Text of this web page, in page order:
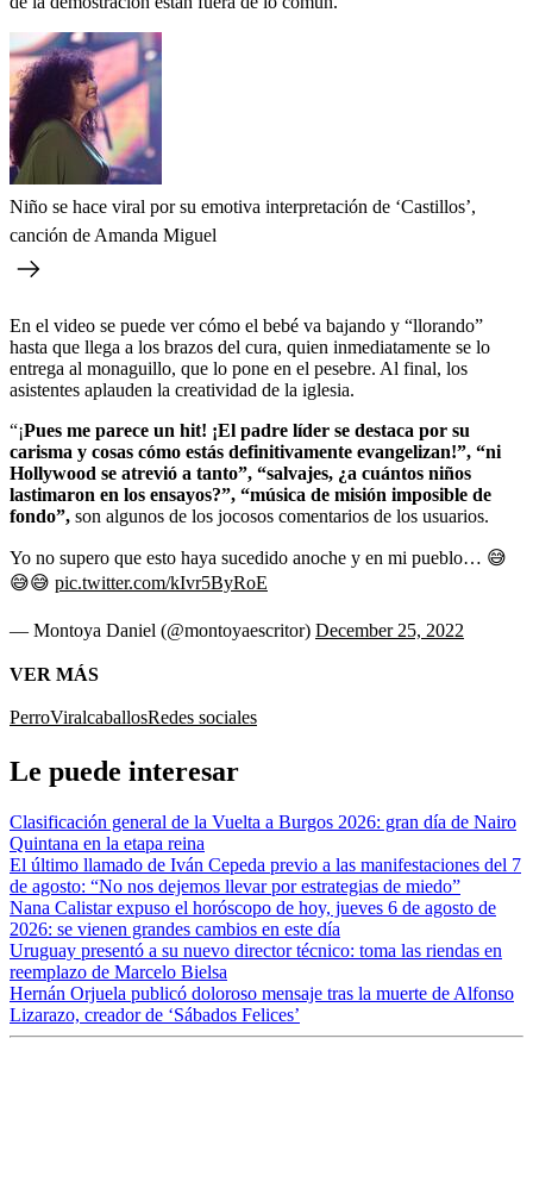
Niño se hace viral por su emotiva interpretación de ‘Castillos’,
canción de Amanda Miguel
En el video se puede ver cómo el bebé va bajando y “llorando”
hasta que llega a los brazos del cura, quien inmediatamente se lo
entrega al monaguillo, que lo pone en el pesebre. Al final, los
asistentes aplauden la creatividad de la iglesia.
“¡Pues me parece un hit! ¡El padre líder se destaca por su
carisma y cosas cómo estás definitivamente evangelizan!”, “ni
Hollywood se atrevió a tanto”, “salvajes, ¿a cuántos niños
lastimaron en los ensayos?”, “música de misión imposible de
fondo”, son algunos de los jocosos comentarios de los usuarios.
Yo no supero que esto haya sucedido anoche y en mi pueblo… 😅
😅😅 pic.twitter.com/kIvr5ByRoE
— Montoya Daniel (@montoyaescritor) December 25, 2022
VER MÁS
PerroViralcaballosRedes sociales
Le puede interesar
Clasificación general de la Vuelta a Burgos 2026: gran día de Nairo
Quintana en la etapa reina
El último llamado de Iván Cepeda previo a las manifestaciones del 7
de agosto: “No nos dejemos llevar por estrategias de miedo”
Nana Calistar expuso el horóscopo de hoy, jueves 6 de agosto de
2026: se vienen grandes cambios en este día
Uruguay presentó a su nuevo director técnico: toma las riendas en
reemplazo de Marcelo Bielsa
Hernán Orjuela publicó doloroso mensaje tras la muerte de Alfonso
Lizarazo, creador de ‘Sábados Felices’